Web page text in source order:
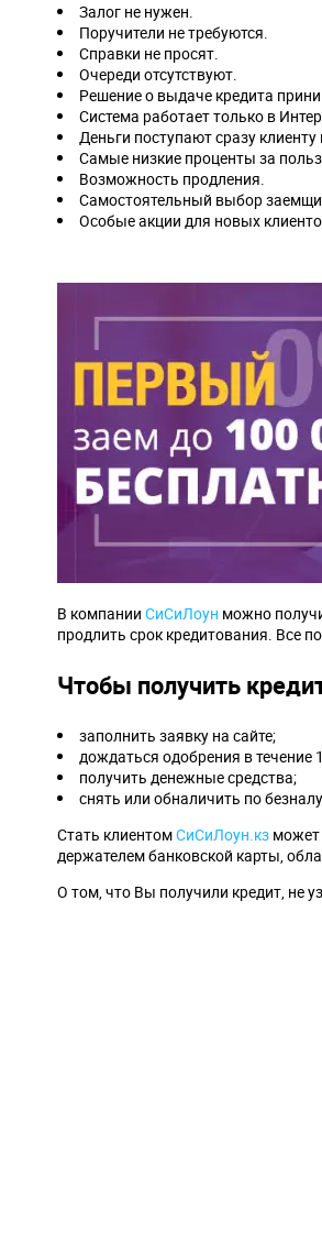
Залог не нужен.
Поручители не требуются.
Справки не просят.
Очереди отсутствуют.
Решение о выдаче кредита
Система работает только в
Деньги поступают сразу
Самые низкие проценты за
Возможность продления.
Самостоятельный выбор
Особые акции для новых
В компании СиСиЛоун можно
продлить срок кредитования. Все
Чтобы получить
заполнить заявку на сайте;
дождаться одобрения в течение
получить денежные средства;
снять или обналичить по
Стать клиентомСиСиЛоун.кз может
держателем банковской карты,
О том, что Вы получили кредит, не